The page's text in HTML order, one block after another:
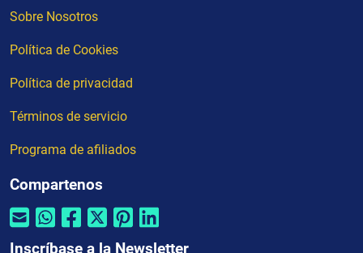
Sobre Nosotros
Política de Cookies
Política de privacidad
Términos de servicio
Programa de afiliados
Compartenos
Inscríbase a la Newsletter